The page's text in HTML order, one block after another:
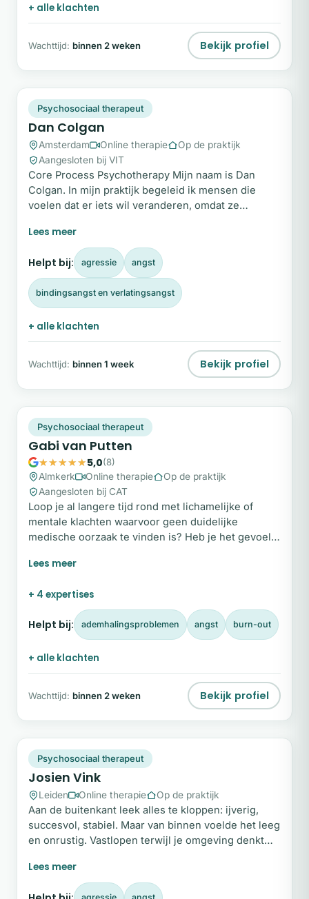
+ alle klachten
Wachttijd: binnen 2 weken Bekijk profiel
DC
Snel beschikbaar
Psychosociaal therapeut
Dan Colgan
Amsterdam Online therapie
Op de praktijk
Aangesloten bij VIT
Core Process Psychotherapy Mijn naam is Dan
Colgan. In mijn praktijk begeleid ik mensen die
voelen dat er iets wil veranderen, omdat ze
vrijheid, rust en levensvreugde. De therapie die ik
aanbied is volledig in het Engels. Ik werk met Core
Process Psychotherapy, een diepgaande vorm van
gesprekstherapie die lichaam en geest met elkaar
verbindt.
Helpt bij: agressie angst
bindingsangst en verlatingsangst
+ alle klachten
Wachttijd: binnen 1 week Bekijk profiel
GV
Plek beschikbaar
Psychosociaal therapeut
Gabi van Putten
5,0(8)
Almkerk
Online therapie
Op de praktijk
Aangesloten bij CAT
Loop je al langere tijd rond met lichamelijke of
mentale klachten waarvoor geen duidelijke
medische oorzaak te vinden is? Heb je het gevoel
geprobeerd? Dan wil ik je graag laten zien dat
therapeut begeleid ik vrouwen bij het ontdekken
van de diepere oorzaken achter hun klachten.
+ 4 expertises
Helpt bij: ademhalingsproblemen angst burn-out
+ alle klachten
Wachttijd: binnen 2 weken Bekijk profiel
JV
Plek beschikbaar
Psychosociaal therapeut
Josien Vink
Leiden Online therapie Op de praktijk
Aan de buitenkant leek alles te kloppen: ijverig,
succesvol, stabiel. Maar van binnen voelde het leeg
en onrustig. Vastlopen terwijl je omgeving denkt
In mijn begeleiding help ik je om niet langer te
leven vanuit aanpassing, erkenning of controle,